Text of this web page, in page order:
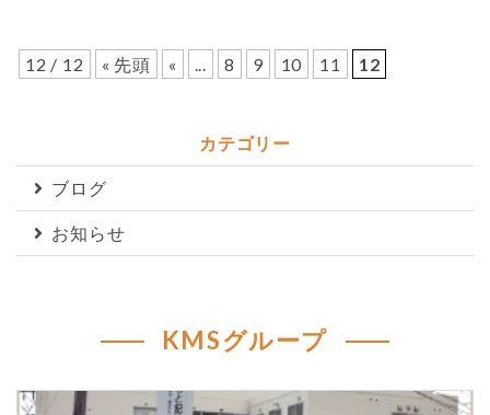
12 / 12 « 先頭 « ... 8 9 10 11 12
カテゴリー
ブログ
お知らせ
KMSグループ